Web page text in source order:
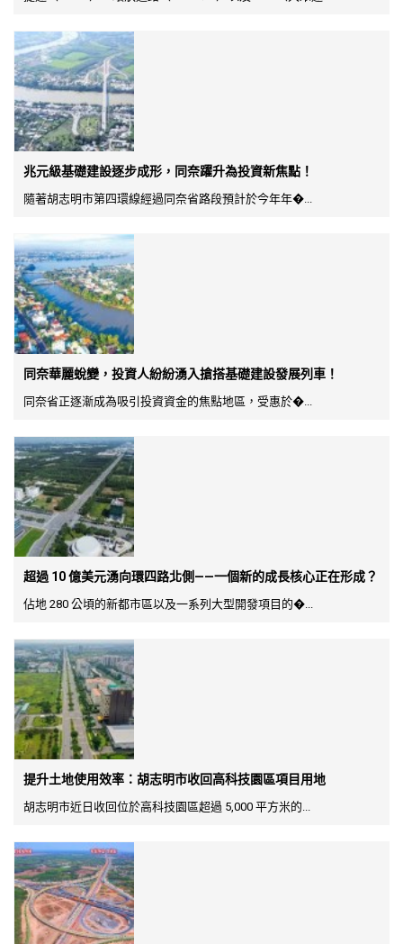
兆元級基礎建設逐步成形，同奈躍升為投資新焦點！
隨著胡志明市第四環線經過同奈省路段預計於今年年�...
同奈華麗蛻變，投資人紛紛湧入搶搭基礎建設發展列車！
同奈省正逐漸成為吸引投資資金的焦點地區，受惠於�...
超過 10 億美元湧向環四路北側——一個新的成長核心正在形成？
佔地 280 公頃的新都市區以及一系列大型開發項目的�...
提升土地使用效率：胡志明市收回高科技園區項目用地
胡志明市近日收回位於高科技園區超過 5,000 平方米的...